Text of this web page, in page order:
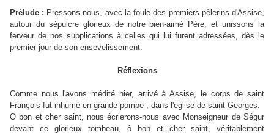
Prélude : Pressons-nous, avec la foule des premiers pèlerins d'Assise,
autour du sépulcre glorieux de notre bien-aimé Père, et unissons la
ferveur de nos supplications à celles qui lui furent adressées, dès le
premier jour de son ensevelissement.
Réflexions
Comme nous l'avons médité hier, arrivé à Assise, le corps de saint
François fut inhumé en grande pompe ; dans l'église de saint Georges.
O bon et cher saint, nous écrierons-nous avec Monseigneur de Ségur
devant ce glorieux tombeau, ô bon et cher saint, véritablement